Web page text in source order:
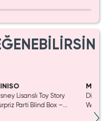
Lisanslı Toy Story
Parti Blind Box –
Disney
mL –